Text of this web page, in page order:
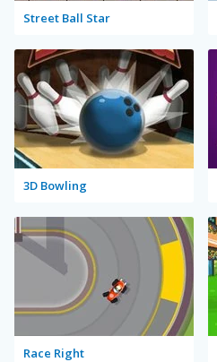
Street Ball Star
3D Bowling
Race Right